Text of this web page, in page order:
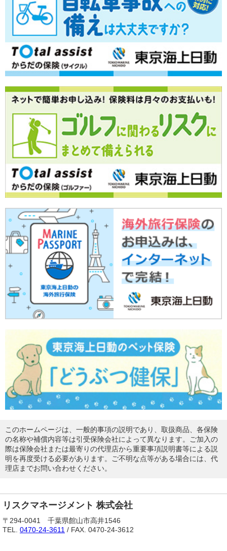
このホームページは、一般的事項の説明であり、取扱商品、各保険
の名称や補償内容等は引受保険会社によって異なります。ご加入の
際は保険会社または最寄りの代理店から重要事項説明書等による説
明を再度受ける必要があります。ご不明な点等がある場合には、代
理店までお問い合わせください。
リスクマネージメント 株式会社
〒294-0041 千葉県館山市高井1546
TEL. 0470-24-3611 / FAX. 0470-24-3612